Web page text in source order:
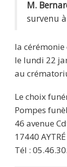
M.
survenu
la cérémonie
le lundi 22
au
Le choix
Pompes
46 avenue
17440 AYTRÉ
Tél :